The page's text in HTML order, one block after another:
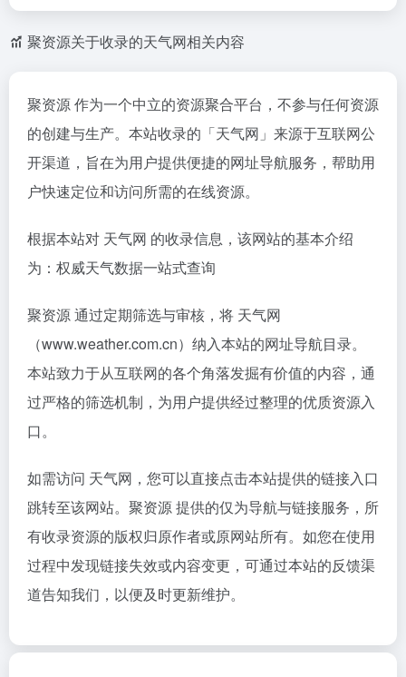
聚资源关于收录的天气网相关内容
聚资源 作为一个中立的资源聚合平台，不参与任何资源
的创建与生产。本站收录的「天气网」来源于互联网公
开渠道，旨在为用户提供便捷的网址导航服务，帮助用
户快速定位和访问所需的在线资源。
根据本站对 天气网 的收录信息，该网站的基本介绍
为：权威天气数据一站式查询
聚资源 通过定期筛选与审核，将 天气网
（www.weather.com.cn）纳入本站的网址导航目录。
本站致力于从互联网的各个角落发掘有价值的内容，通
过严格的筛选机制，为用户提供经过整理的优质资源入
口。
如需访问 天气网，您可以直接点击本站提供的链接入口
跳转至该网站。聚资源 提供的仅为导航与链接服务，所
有收录资源的版权归原作者或原网站所有。如您在使用
过程中发现链接失效或内容变更，可通过本站的反馈渠
道告知我们，以便及时更新维护。